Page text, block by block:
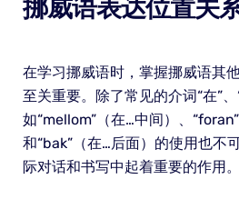
挪威语表达位置关
在学习挪威语时，掌握挪威语其
至关重要。除了常见的介词“在”、
如“mellom”（在…中间）、
和“bak”（在…后面）的使用也不
际对话和书写中起着重要的作用。